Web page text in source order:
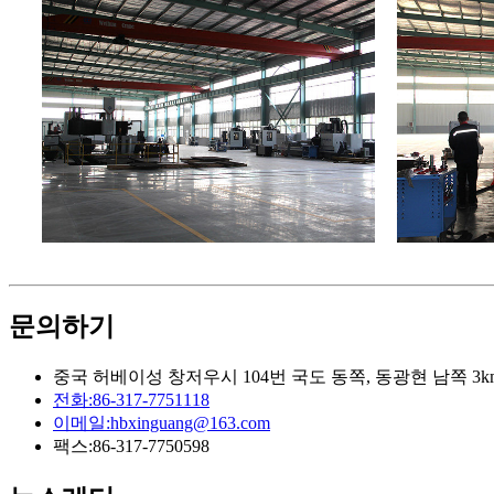
문의하기
중국 허베이성 창저우시 104번 국도 동쪽, 동광현 남쪽
전화:86-317-7751118
이메일:hbxinguang@163.com
팩스:86-317-7750598